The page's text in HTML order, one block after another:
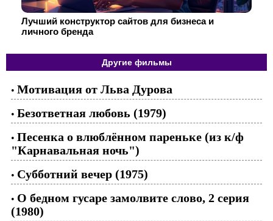
Лучший конструктор сайтов для бизнеса и
личного бренда
Другие фильмы
• Мотивация от Льва Дурова
• Безответная любовь (1979)
• Песенка о влюблённом пареньке (из к/ф
"Карнавальная ночь")
• Субботний вечер (1975)
• О бедном гусаре замолвите слово, 2 серия
(1980)